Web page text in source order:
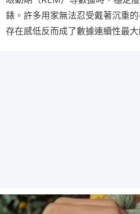
錶。許多用家無法忍受戴著沉重
存在感低反而成了數據連續性最大